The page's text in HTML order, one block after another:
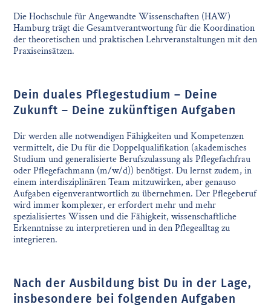
Die Hochschule für Angewandte Wissenschaften (HAW)
Hamburg trägt die Gesamtverantwortung für die Koordination
der theoretischen und praktischen Lehrveranstaltungen mit den
Praxiseinsätzen.
Dein duales Pflegestudium – Deine
Zukunft – Deine zukünftigen Aufgaben
Dir werden alle notwendigen Fähigkeiten und Kompetenzen
vermittelt, die Du für die Doppelqualifikation (akademisches
Studium und generalisierte Berufszulassung als Pflegefachfrau
oder Pflegefachmann (m/w/d)) benötigst. Du lernst zudem, in
einem interdisziplinären Team mitzuwirken, aber genauso
Aufgaben eigenverantwortlich zu übernehmen. Der Pflegeberuf
wird immer komplexer, er erfordert mehr und mehr
spezialisiertes Wissen und die Fähigkeit, wissenschaftliche
Erkenntnisse zu interpretieren und in den Pflegealltag zu
integrieren.
Nach der Ausbildung bist Du in der Lage,
insbesondere bei folgenden Aufgaben